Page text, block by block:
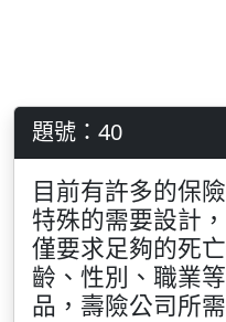
題號：40
目前有許多的保
特殊的需要設計
僅要求足夠的死
齡、性別、職業
品，壽險公司所